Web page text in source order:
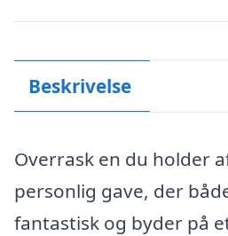
Beskrivelse
Overrask en du holder
personlig gave, der
fantastisk og byder på